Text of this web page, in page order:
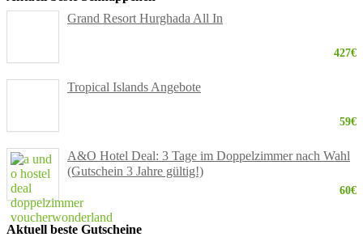
Grand Resort Hurghada All In
427€
Tropical Islands Angebote
59€
A&O Hotel Deal: 3 Tage im Doppelzimmer nach Wahl
(Gutschein 3 Jahre gültig!)
60€
Aktuell beste Gutscheine